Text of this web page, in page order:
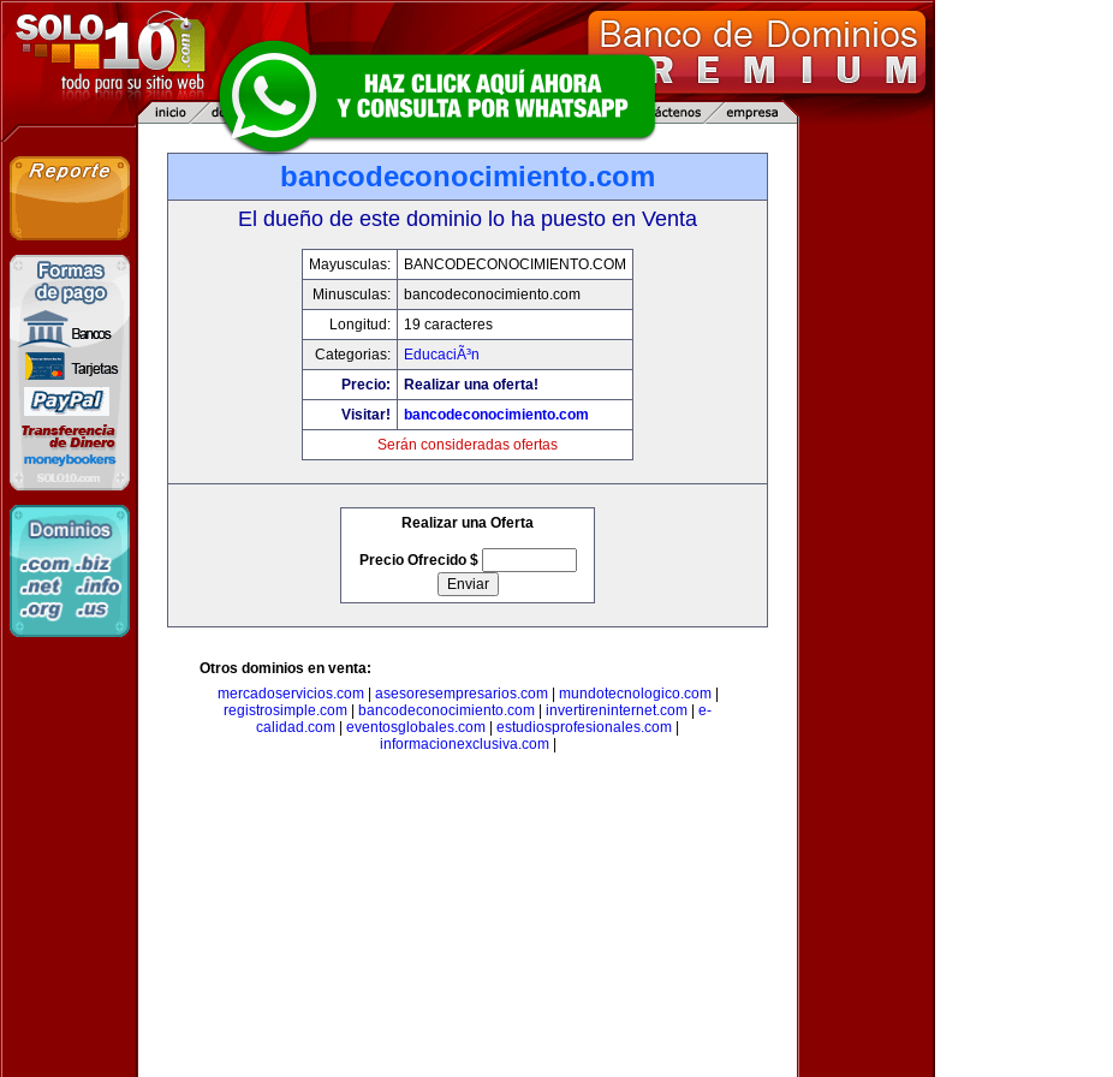
bancodeconocimiento.com
El dueño de este dominio lo ha puesto en Venta
Mayusculas:
BANCODECONOCIMIENTO.COM
Minusculas:
bancodeconocimiento.com
Longitud:
19 caracteres
Categorias:
EducaciÃ³n
Precio:
Realizar una oferta!
Visitar!
bancodeconocimiento.com
Serán consideradas ofertas
Realizar una Oferta
Precio Ofrecido $
Otros dominios en venta:
mercadoservicios.com| asesoresempresarios.com| mundotecnologico.com|
registrosimple.com
bancodeconocimiento.com invertireninternet.com
e-
calidad.com
eventosglobales.com estudiosprofesionales.com
informacionexclusiva.com|